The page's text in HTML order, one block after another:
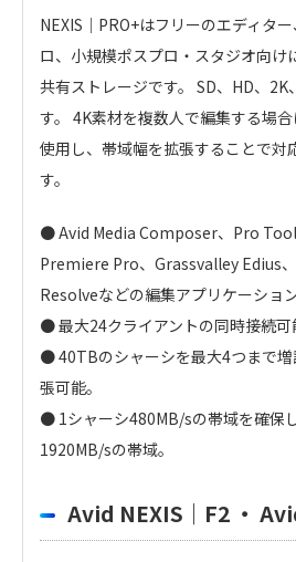
NEXIS｜PRO+はフリーのエディタ
ロ、小規模ポスプロ・スタジオ向け
共有ストレージです。 SD、HD、2K
す。 4K素材を複数人で編集する場
使用し、帯域幅を拡張することで対
す。
● Avid Media Composer、Pro
Premiere Pro、Grassvalley Edius
Resolveなどの編集アプリケーショ
● 最大24クライアントの同時接続可
● 40TBのシャーシを最大4つまで
張可能。
● 1シャーシ480MB/sの帯域を確保
1920MB/sの帯域。
Avid NEXIS｜F2 ・